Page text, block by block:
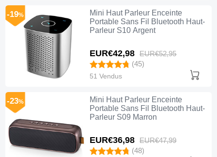
Mini Haut Parleur Enceinte
Portable Sans Fil Bluetooth Haut-
Parleur S10 Argent
EUR€42,98 EUR€52,95
-19%
(45)
51 Vendus
Mini Haut Parleur Enceinte
Portable Sans Fil Bluetooth Haut-
Parleur S09 Marron
EUR€36,98 EUR€47,99
-23%
(48)